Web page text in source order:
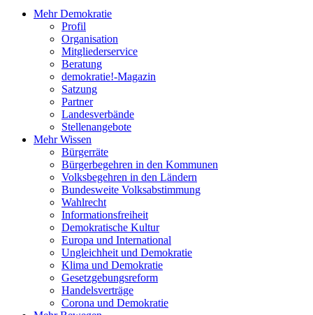
Mehr Demokratie
Profil
Organisation
Mitgliederservice
Beratung
demokratie!-Magazin
Satzung
Partner
Landesverbände
Stellenangebote
Mehr Wissen
Bürgerräte
Bürgerbegehren in den Kommunen
Volksbegehren in den Ländern
Bundesweite Volksabstimmung
Wahlrecht
Informationsfreiheit
Demokratische Kultur
Europa und International
Ungleichheit und Demokratie
Klima und Demokratie
Gesetzgebungsreform
Handelsverträge
Corona und Demokratie